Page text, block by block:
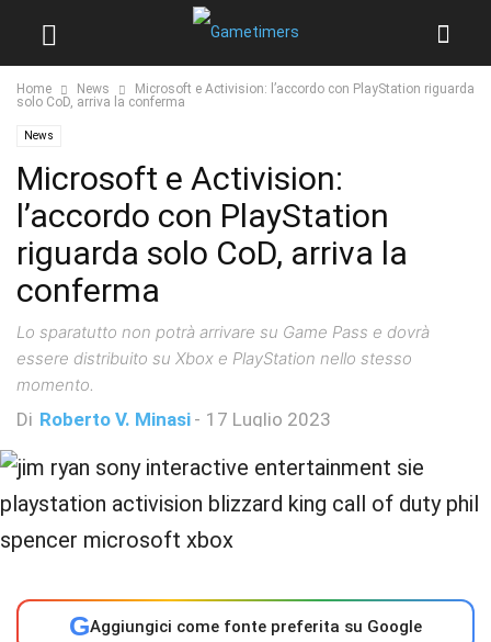
Home News
Microsoft e Activision: l’accordo con PlayStation riguarda
solo CoD, arriva la conferma
News
Microsoft e Activision:
l’accordo con PlayStation
riguarda solo CoD, arriva la
conferma
Lo sparatutto non potrà arrivare su Game Pass e dovrà
essere distribuito su Xbox e PlayStation nello stesso
momento.
Di Roberto V. Minasi - 17 Luglio 2023
GAggiungici come fonte preferita su Google